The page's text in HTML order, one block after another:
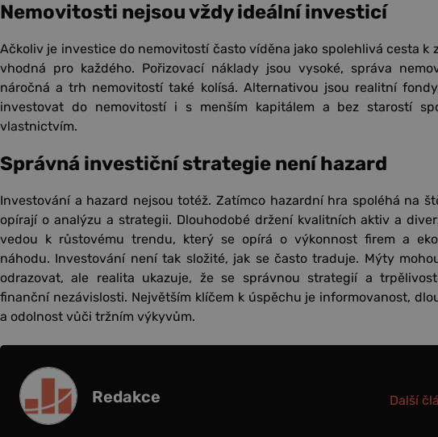
Nemovitosti nejsou vždy ideální investicí
Ačkoliv je investice do nemovitostí často víděna jako spolehlivá cesta k
vhodná pro každého. Pořizovací náklady jsou vysoké, správa
náročná a trh nemovitostí také kolísá. Alternativou jsou realitní
investovat do nemovitostí i s menším kapitálem a bez starostí
vlastnictvím.
Správná investiční strategie není hazard
Investování a hazard nejsou totéž. Zatímco hazardní hra spoléhá na
opírají o analýzu a strategii. Dlouhodobé držení kvalitních aktiv a
vedou k růstovému trendu, který se opírá o výkonnost firem a
náhodu. Investování není tak složité, jak se často traduje. Mýty
odrazovat, ale realita ukazuje, že se správnou strategií a
finanční nezávislosti. Největším klíčem k úspěchu je informovanost,
a odolnost vůči tržním výkyvům.
Redakce Další